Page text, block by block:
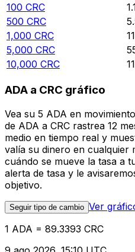
100 CRC
500 CRC
1,000 CRC
5,000 CRC
10,000 CRC
ADA a CRC gráfico
Vea su 5 ADA en
de ADA a CRC rastrea 12
medio en tiempo real y
valía su dinero en cualquier
cuándo se mueve la tasa a
alerta de tasa y le
objetivo.
Seguir tipo de cambio Ver
1 ADA = 89.3393 CRC